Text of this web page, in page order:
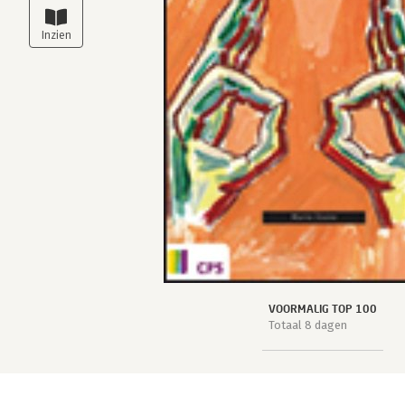
VOORMALIG TOP 100
Totaal 8 dagen